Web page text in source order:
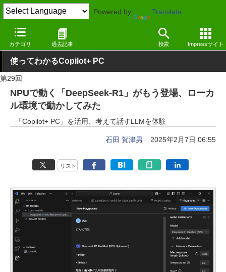
Powered by Translate
カテゴリ 過去記事 検索 Impressサイト
窓の杜 生成AI 文章生成
使ってわかるCopilot+ PC
第29回
NPUで動く「DeepSeek-R1」がもう登場、ローカ
ル環境で動かしてみた
「Copilot+ PC」を活用、考えて話すLLMを体験
石田 賀津男 2025年2月7日 06:55
リスト